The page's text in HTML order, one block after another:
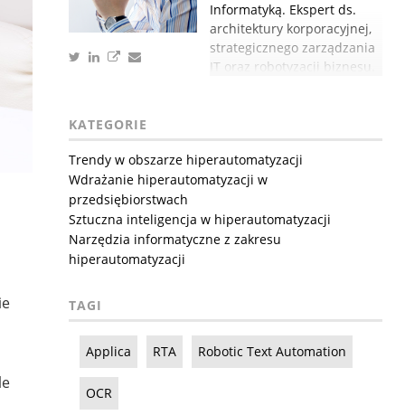
Informatyką. Ekspert ds.
architektury korporacyjnej,
strategicznego zarządzania
IT oraz robotyzacji biznesu.
KATEGORIE
Trendy w obszarze hiperautomatyzacji
Wdrażanie hiperautomatyzacji w
przedsiębiorstwach
Sztuczna inteligencja w hiperautomatyzacji
Narzędzia informatyczne z zakresu
hiperautomatyzacji
TAGI
Applica RTA Robotic Text Automation
OCR